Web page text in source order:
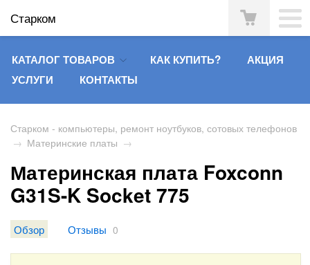
Старком
КАТАЛОГ ТОВАРОВ КАК КУПИТЬ?
АКЦИЯ
УСЛУГИ
КОНТАКТЫ
Старком - компьютеры, ремонт ноутбуков, сотовых телефонов
→ Материнские платы →
Материнская плата Foxconn
G31S-K Socket 775
Обзор Отзывы 0